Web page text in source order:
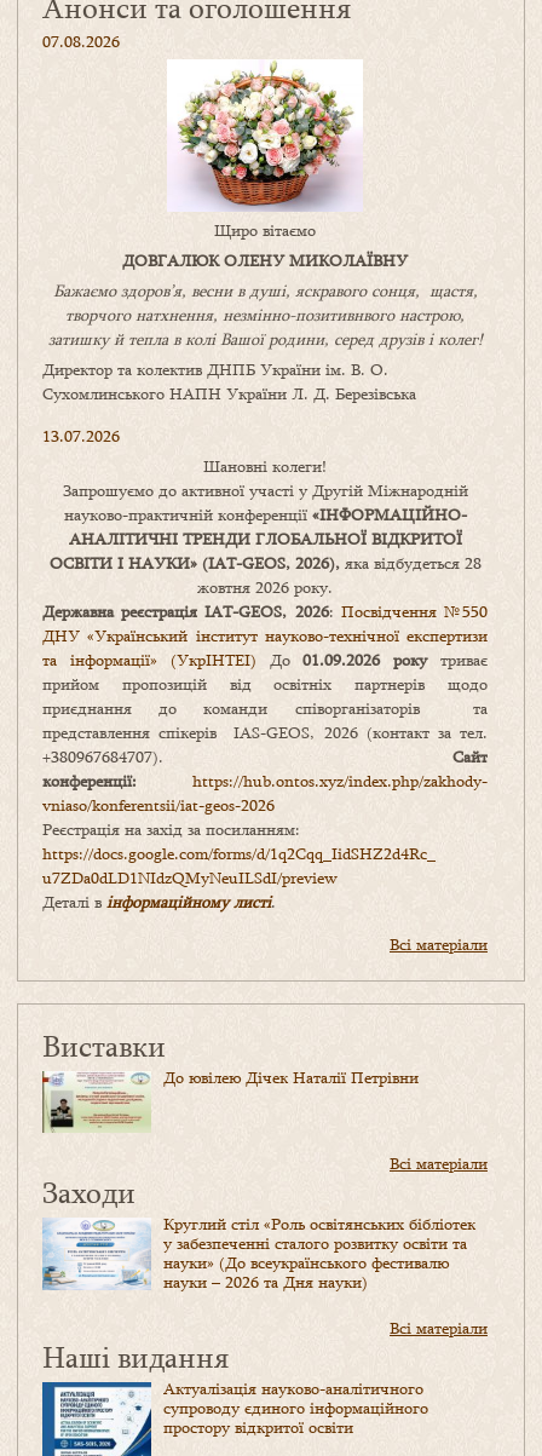
07.08.2026
Щиро вітаємо
ДОВГАЛЮК ОЛЕНУ МИКОЛАЇВНУ
Бажаємо здоров’я, весни в душі, яскравого сонця, щастя,
творчого натхнення, незмінно-позитивнвого настрою,
затишкуйтепла в коліВашоїродини, серед друзів і колег!
Директор та колектив ДНПБ України ім. В. О.
Сухомлинського НАПН України Л. Д. Березівська
13.07.2026
Шановні колеги!
Запрошуємо до активної участі у Другій Міжнародній
науково-практичній конференції «ІНФОРМАЦІЙНО-
АНАЛІТИЧНІ ТРЕНДИ ГЛОБАЛЬНОЇ ВІДКРИТОЇ
ОСВІТИ І НАУКИ» (IAT-GEOS, 2026),яка відбудеться 28
жовтня 2026 року.
Державна реєстрація IAT-GEOS, 2026: Посвідчення №550
ДНУ «Український інститут науково-технічної експертизи
та інформації» (УкрІНТЕІ) До01.09.2026 рокутриває
прийом пропозицій від освітніх партнерів щодо
приєднання до команди співорганізаторів та
представлення спікерів IAS-GEOS, 2026 (контакт за тел.
+380967684707). Сайт
конференції: https://hub.ontos.xyz/index.php/zakhody-
vniaso/konferentsii/iat-geos-2026
Реєстрація на захід за посиланням:
https://docs.google.com/forms/d/1q2Cqq_IidSHZ2d4Rc_
u7ZDa0dLD1NIdzQMyNeuILSdI/preview
Деталі в інформаційному листі.
Всі матеріали
Виставки
До ювілею Дічек Наталії Петрівни
Всі матеріали
Заходи
Круглий стіл «Роль освітянських бібліотек
у забезпеченні сталого розвитку освіти та
науки» (До всеукраїнського фестивалю
науки – 2026 та Дня науки)
Всі матеріали
Наші видання
Актуалізація науково-аналітичного
супроводу єдиного інформаційного
простору відкритої освіти